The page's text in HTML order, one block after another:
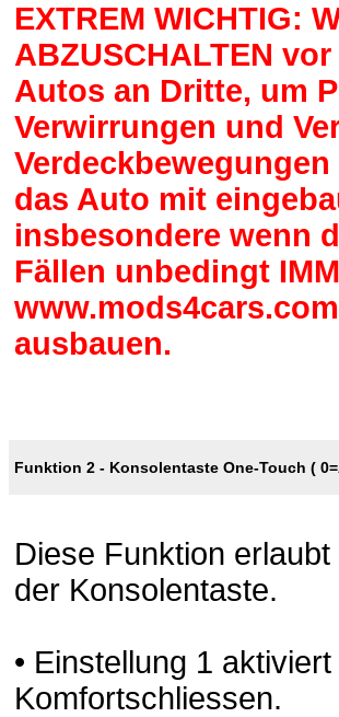
EXTREM WICHTIG:
ABZUSCHALTEN
Autos an Dritte, um
Verwirrungen und
das Auto mit
insbesondere wenn
Fällen unbedingt
ausbauen.
Funktion 2 - Konsolentaste One-Touch (
Diese Funktion
der Konsolentaste.
• Einstellung 1
Komfortschliessen.